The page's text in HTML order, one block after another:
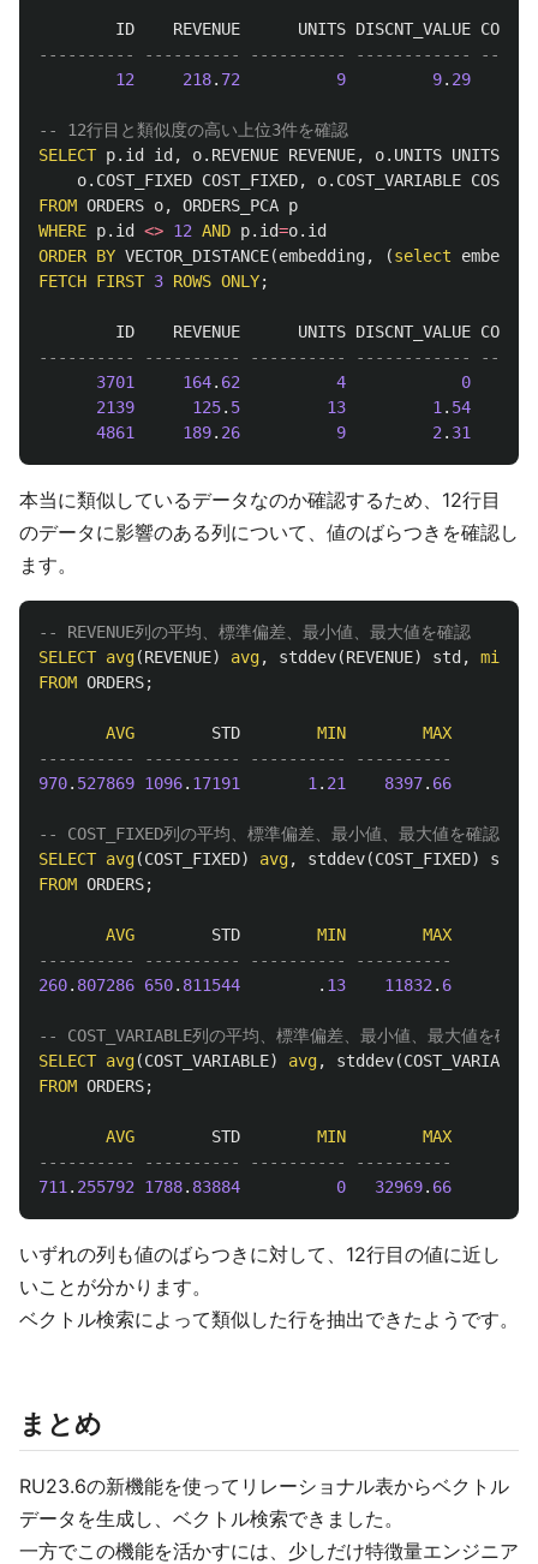
ID REVENUE UNITS DISCNT_VALUE
---------- ---------- ---------- ------------
12
218. 72 9 9. 29
-- 12行目と類似度の高い上位3件を確認
SELECT p. id id , o. REVENUE REVENUE, o. UNITS UNITS
o. COST_FIXED COST_FIXED, o. COST_VARIABLE
FROM ORDERS o, ORDERS_PCA p
WHERE p. id <> 12 AND p. id=o. id
ORDER BY VECTOR_DISTANCE(embedding, (select
FETCH FIRST 3 ROWS ONLY;
ID REVENUE UNITS DISCNT_VALUE
---------- ---------- ---------- ------------
3701
164. 62 4 0
2139
125. 5 13 1 . 54
4861
189. 26 9 2 . 31
本当に類似しているデータなのか確認するため、12行目
のデータに影響のある列について、値のばらつきを確認し
ます。
-- REVENUE列の平均、標準偏差、最小値、最大値を確認
SELECT avg(REVENUE) avg, stddev(REVENUE) std , min
FROM ORDERS;
AVG STD MIN
MAX
---------- ---------- ---------- ----------
970. 527869 1096. 17191 1 . 21 8397. 66
-- COST_FIXED列の平均、標準偏差、最小値、最大値を確認
SELECT avg(COST_FIXED) avg, stddev(COST_FIXED) std
FROM ORDERS;
AVG STD MIN
MAX
---------- ---------- ---------- ----------
260. 807286 650. 811544 . 13 11832 . 6
-- COST_VARIABLE列の平均、標準偏差、最小値、最大値を確認
SELECT avg(COST_VARIABLE) avg, stddev(COST_VARIABLE
FROM ORDERS;
AVG STD MIN
MAX
---------- ---------- ---------- ----------
711 . 255792 1788. 83884 0 32969. 66
いずれの列も値のばらつきに対して、12行目の値に近し
いことが分かります。
ベクトル検索によって類似した行を抽出できたようです。
まとめ
RU23.6の新機能を使ってリレーショナル表からベクトル
データを生成し、ベクトル検索できました。
一方でこの機能を活かすには、少しだけ特徴量エンジニア